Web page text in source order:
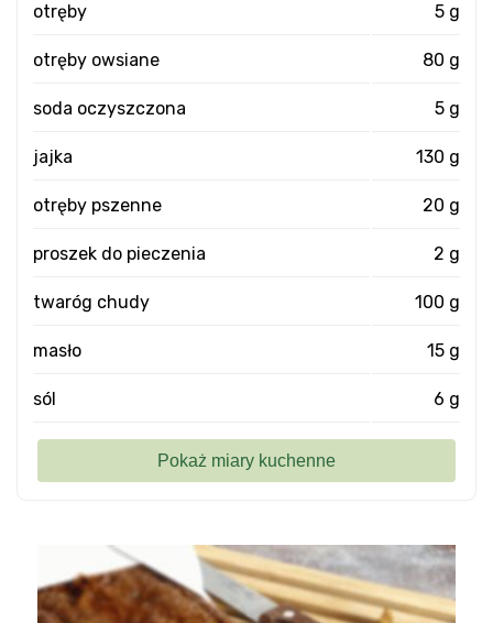
otręby 5 g
otręby owsiane 80 g
soda oczyszczona 5 g
jajka 130 g
otręby pszenne 20 g
proszek do pieczenia 2 g
twaróg chudy 100 g
masło 15 g
sól 6 g